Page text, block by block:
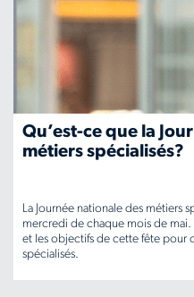
Qu’est-ce que la
métiers spécialisés?
La Journée nationale des métiers
mercredi de chaque mois de mai.
et les objectifs de cette fête pour
spécialisés.